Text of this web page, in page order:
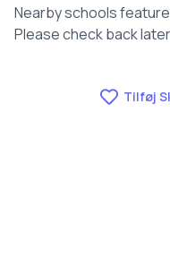
Nearby schools
Please check back
Tilføj